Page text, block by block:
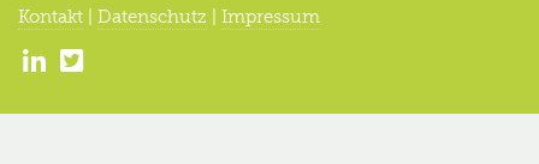
Kontakt Datenschutz Impressum